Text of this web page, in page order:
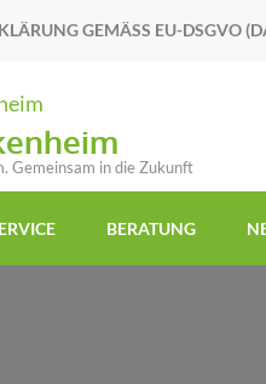
GEMÄSS EU-DSGVO
Gemeinsam in die Zukunft
BERATUNG